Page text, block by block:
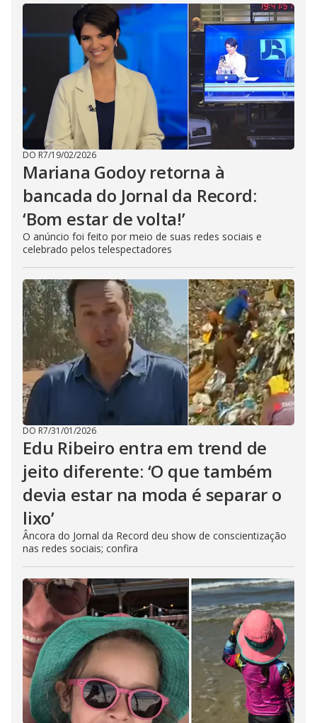
DO R7/19/02/2026
Mariana Godoy retorna à
bancada do Jornal da Record:
‘Bom estar de volta!’
O anúncio foi feito por meio de suas redes sociais e
celebrado pelos telespectadores
DO R7/31/01/2026
Edu Ribeiro entra em trend de
jeito diferente: ‘O que também
devia estar na moda é separar o
lixo’
Âncora do Jornal da Record deu show de conscientização
nas redes sociais; confira